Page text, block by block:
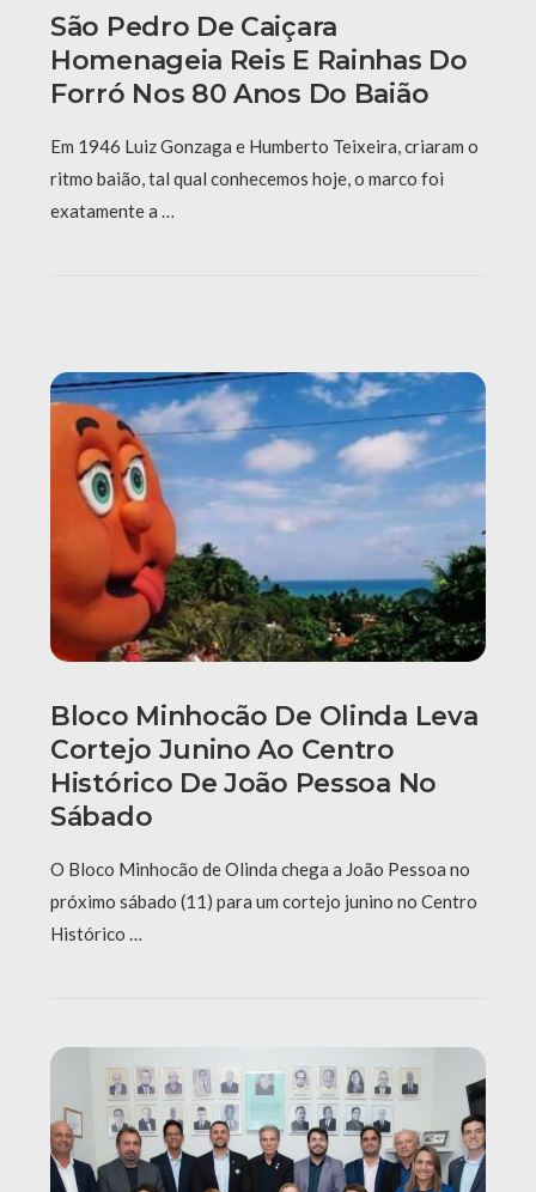
São Pedro De Caiçara
Homenageia Reis E Rainhas Do
Forró Nos 80 Anos Do Baião
Em 1946 Luiz Gonzaga e Humberto Teixeira, criaram o
ritmo baião, tal qual conhecemos hoje, o marco foi
exatamente a …
Bloco Minhocão De Olinda Leva
Cortejo Junino Ao Centro
Histórico De João Pessoa No
Sábado
O Bloco Minhocão de Olinda chega a João Pessoa no
próximo sábado (11) para um cortejo junino no Centro
Histórico …